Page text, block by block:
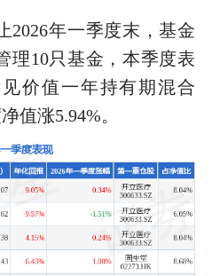
2026年一季度末，基金
理10只基金，本季度表
价值一年持有期混合
值涨5.94%。